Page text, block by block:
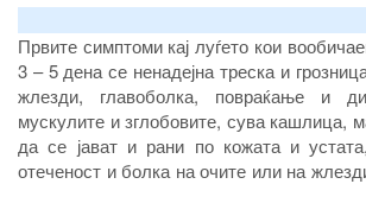
Првите симптоми кај луѓето кои
3 – 5 дена се ненадејна треска и
жлезди, главоболка, повраќање и
мускулите и зглобовите, сува кашлица,
да се јават и рани по кожата и
отеченост и болка на очите или на